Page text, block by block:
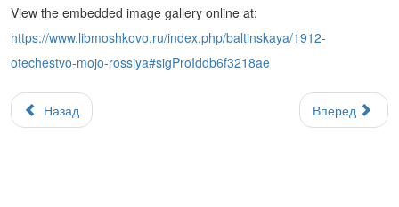
View the embedded image gallery online at:
https://www.libmoshkovo.ru/index.php/baltinskaya/1912-
otechestvo-mojo-rossiya#sigProIddb6f3218ae
Назад Вперед